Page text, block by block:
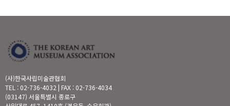
(사)한국사립미술관협회
TEL : 02-736-4032 | FAX : 02-736-4034
(03147) 서울특별시 종로구